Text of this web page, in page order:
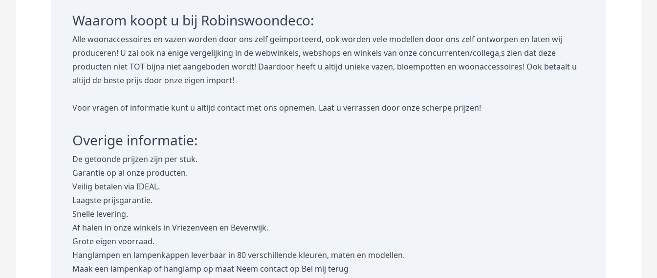
Waarom koopt u bij Robinswoondeco:
Alle woonaccessoires en vazen worden door ons zelf geimporteerd, ook worden vele modellen door ons zelf ontworpen en laten wij
produceren! U zal ook na enige vergelijking in de webwinkels, webshops en winkels van onze concurrenten/collega,s zien dat deze
producten niet TOT bijna niet aangeboden wordt! Daardoor heeft u altijd unieke vazen, bloempotten en woonaccessoires! Ook betaalt u
altijd de beste prijs door onze eigen import!
Voor vragen of informatie kunt u altijd contact met ons opnemen. Laat u verrassen door onze scherpe prijzen!
Overige informatie:
De getoonde prijzen zijn per stuk.
Garantie op al onze producten.
Veilig betalen via IDEAL.
Laagste prijsgarantie.
Snelle levering.
Af halen in onze winkels in Vriezenveen en Beverwijk.
Grote eigen voorraad.
Hanglampen en lampenkappen leverbaar in 80 verschillende kleuren, maten en modellen.
Maak een lampenkap of hanglamp op maat Neem contact op Bel mij terug